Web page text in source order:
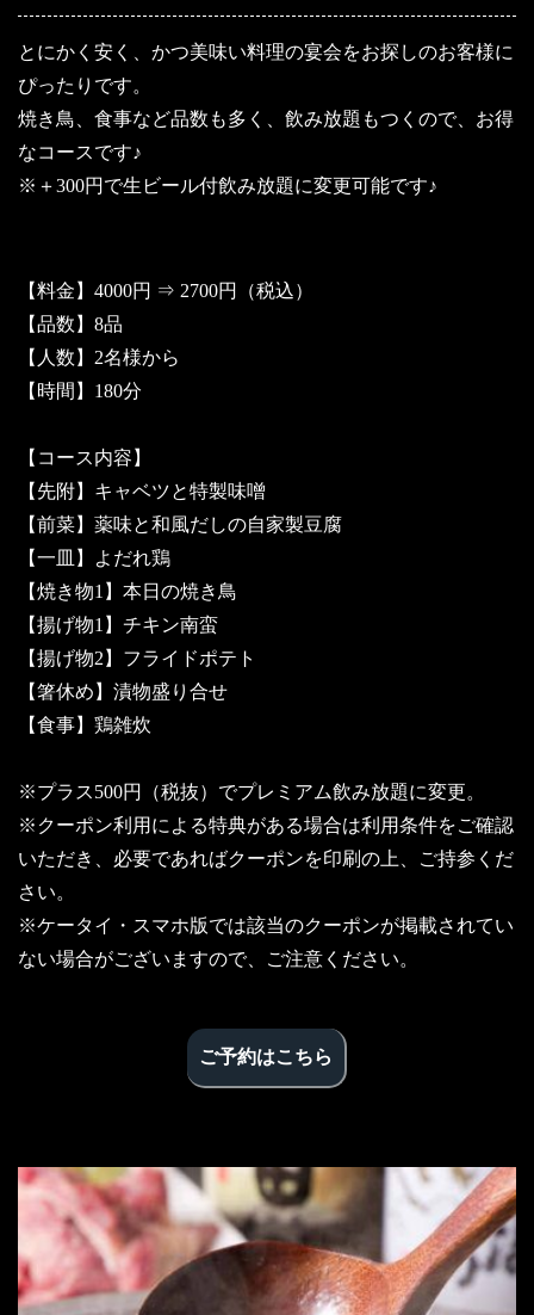
とにかく安く、かつ美味い料理の宴会をお探しのお客様に
ぴったりです。
焼き鳥、食事など品数も多く、飲み放題もつくので、お得
なコースです♪
※＋300円で生ビール付飲み放題に変更可能です♪
【料金】4000円 ⇒ 2700円（税込）
【品数】8品
【人数】2名様から
【時間】180分
【コース内容】
【先附】キャベツと特製味噌
【前菜】薬味と和風だしの自家製豆腐
【一皿】よだれ鶏
【焼き物1】本日の焼き鳥
【揚げ物1】チキン南蛮
【揚げ物2】フライドポテト
【箸休め】漬物盛り合せ
【食事】鶏雑炊
※プラス500円（税抜）でプレミアム飲み放題に変更。
※クーポン利用による特典がある場合は利用条件をご確認
いただき、必要であればクーポンを印刷の上、ご持参くだ
さい。
※ケータイ・スマホ版では該当のクーポンが掲載されてい
ない場合がございますので、ご注意ください。
ご予約はこちら